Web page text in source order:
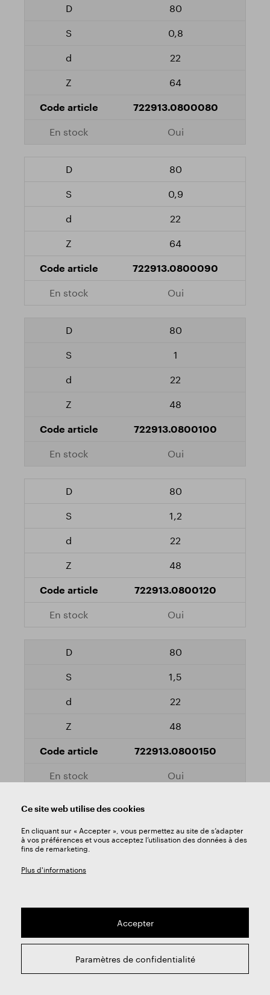
80
0,8
22
64
722913.0800080
Oui
80
0,9
22
64
722913.0800090
Oui
80
1
22
48
722913.0800100
Oui
80
1,2
22
48
722913.0800120
Oui
80
1,5
22
48
722913.0800150
Oui
1,6
722913.0800160
Oui
80
Ce site web utilise des cookies
En cliquant sur « Accepter », vous permettez au site de s’adapter
à vos préférences et vous acceptez l’utilisation des données à des
fins de remarketing.
Plus d'informations
Accepter
Paramètres de confidentialité